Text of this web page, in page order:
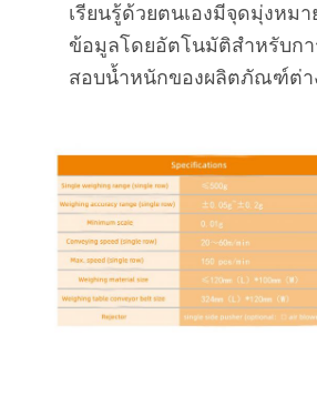
เรียนรู้ด้วยตนเองมีจุดมุ่งหม
ข้อมูลโดยอัตโนมัติสำหรับกา
สอบน้ำหนักของผลิตภัณฑ์ต่า